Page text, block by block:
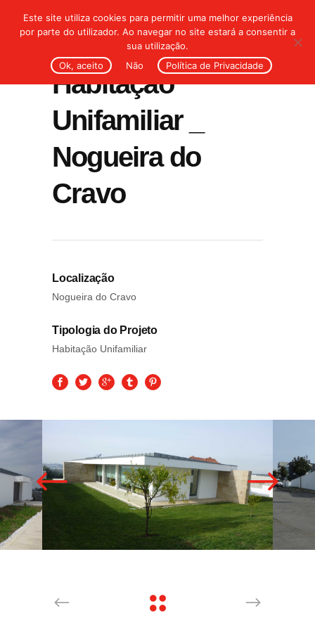
Habitação
Unifamiliar _
Nogueira do
Cravo
Localização
Nogueira do Cravo
Tipologia do Projeto
Habitação Unifamiliar
Este site utiliza cookies para permitir uma melhor experiência
por parte do utilizador. Ao navegar no site estará a consentir a
sua utilização.
Ok, aceito
Não Política de Privacidade